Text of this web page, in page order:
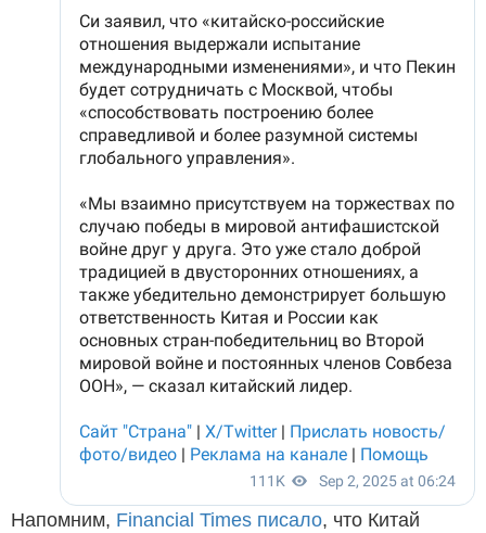
Напомним, Financial Times писало, что Китай